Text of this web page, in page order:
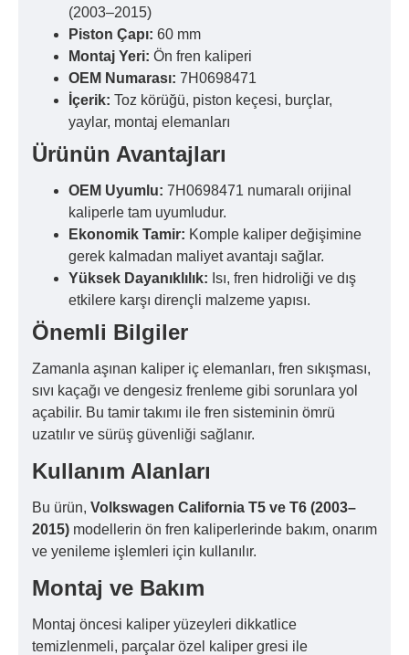
(2003–2015)
Piston Çapı: 60 mm
Montaj Yeri: Ön fren kaliperi
OEM Numarası: 7H0698471
İçerik: Toz körüğü, piston keçesi, burçlar,
yaylar, montaj elemanları
Ürünün Avantajları
OEM Uyumlu: 7H0698471 numaralı orijinal
kaliperle tam uyumludur.
Ekonomik Tamir: Komple kaliper değişimine
gerek kalmadan maliyet avantajı sağlar.
Yüksek Dayanıklılık: Isı, fren hidroliği ve dış
etkilere karşı dirençli malzeme yapısı.
Önemli Bilgiler
Zamanla aşınan kaliper iç elemanları, fren sıkışması,
sıvı kaçağı ve dengesiz frenleme gibi sorunlara yol
açabilir. Bu tamir takımı ile fren sisteminin ömrü
uzatılır ve sürüş güvenliği sağlanır.
Kullanım Alanları
Bu ürün, Volkswagen California T5 ve T6 (2003–
2015) modellerin ön fren kaliperlerinde bakım, onarım
ve yenileme işlemleri için kullanılır.
Montaj ve Bakım
Montaj öncesi kaliper yüzeyleri dikkatlice
temizlenmeli, parçalar özel kaliper gresi ile